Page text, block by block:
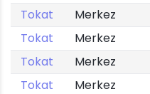
Tokat
Merkez
Tokat
Merkez
Tokat
Merkez
Tokat
Merkez